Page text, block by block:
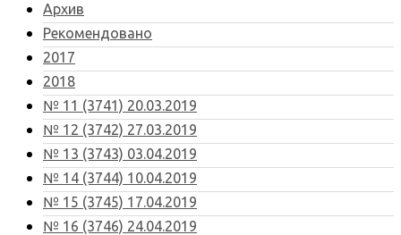
Архив
Рекомендовано
2017
2018
№ 11 (3741) 20.03.2019
№ 12 (3742) 27.03.2019
№ 13 (3743) 03.04.2019
№ 14 (3744) 10.04.2019
№ 15 (3745) 17.04.2019
№ 16 (3746) 24.04.2019